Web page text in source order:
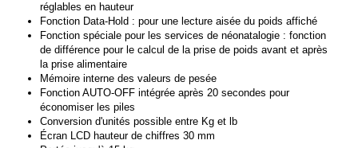
réglables en hauteur
Fonction Data-Hold : pour une lecture aisée du poids affiché
Fonction spéciale pour les services de néonatalogie : fonction
de différence pour le calcul de la prise de poids avant et après
la prise alimentaire
Mémoire interne des valeurs de pesée
Fonction AUTO-OFF intégrée après 20 secondes pour
économiser les piles
Conversion d'unités possible entre Kg et lb
Écran LCD hauteur de chiffres 30 mm